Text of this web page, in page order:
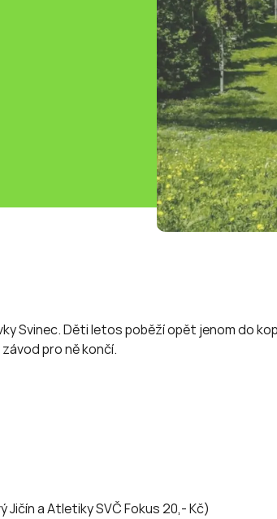
Svinec. Děti letos poběží opět jenom do
pro ně končí.
a Atletiky SVČ Fokus 20,- Kč)